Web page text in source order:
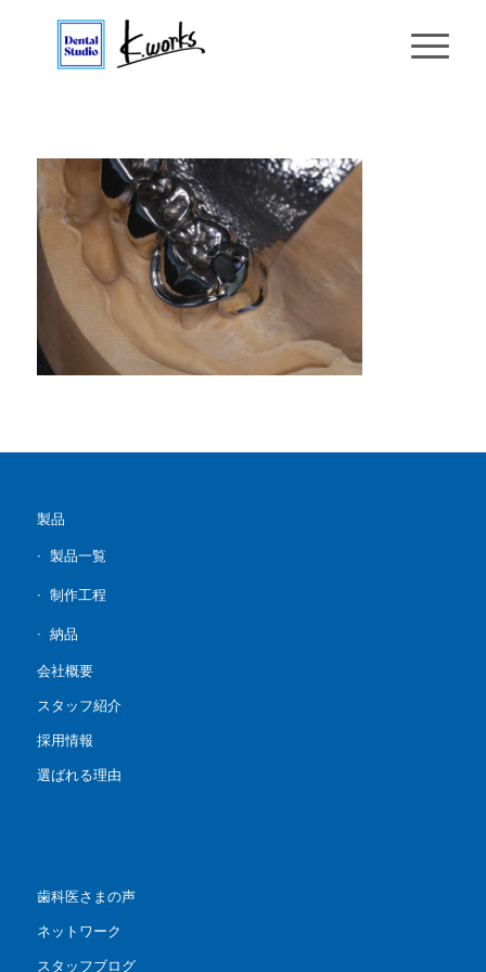
製品
製品一覧
制作工程
納品
会社概要
スタッフ紹介
採用情報
選ばれる理由
歯科医さまの声
ネットワーク
スタッフブログ